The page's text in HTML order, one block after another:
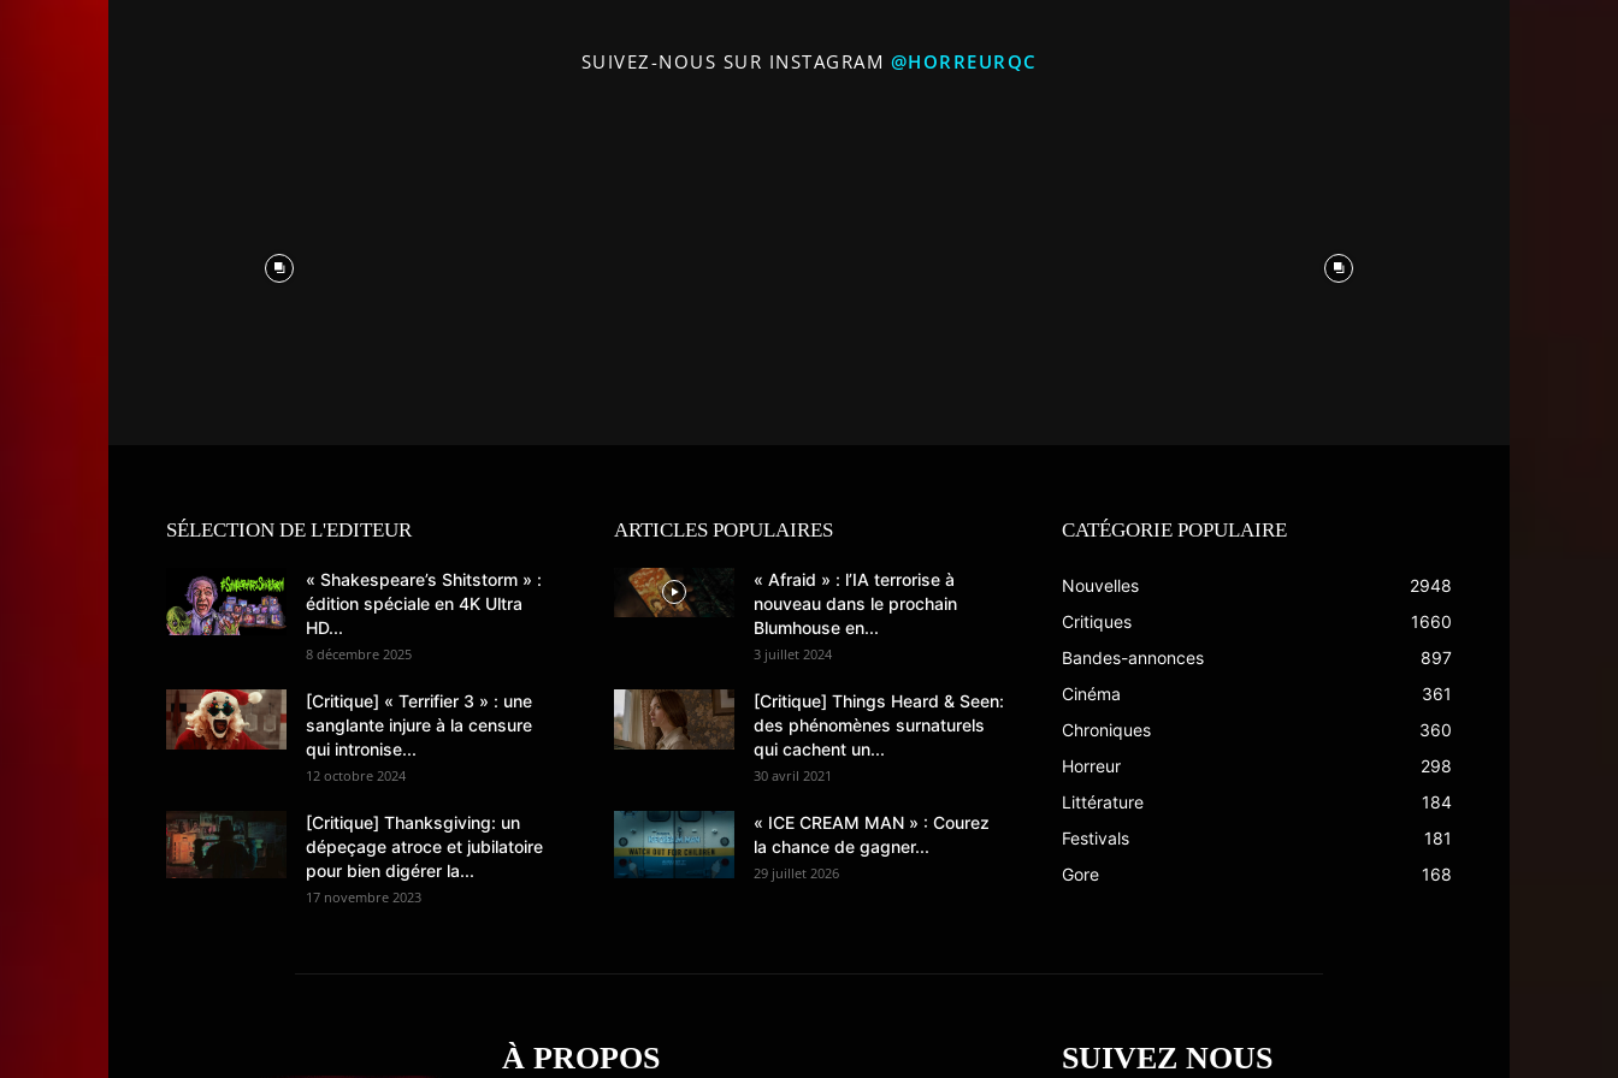
SUIVEZ-NOUS SUR INSTAGRAM @HORREURQC
SÉLECTION DE L'EDITEUR
« Shakespeare’s Shitstorm » :
édition spéciale en 4K Ultra
HD...
8 décembre 2025
[Critique] « Terrifier 3 » : une
sanglante injure à la censure
qui intronise...
12 octobre 2024
[Critique] Thanksgiving: un
dépeçage atroce et jubilatoire
pour bien digérer la...
17 novembre 2023
ARTICLES POPULAIRES
« Afraid » : l’IA terrorise à
nouveau dans le prochain
Blumhouse en...
3 juillet 2024
[Critique] Things Heard & Seen:
des phénomènes surnaturels
qui cachent un...
30 avril 2021
« ICE CREAM MAN » : Courez
la chance de gagner...
29 juillet 2026
CATÉGORIE POPULAIRE
Nouvelles
2948
Critiques
1660
Bandes-annonces
897
Cinéma
361
Chroniques
360
Horreur
298
Littérature
184
Festivals
181
Gore
168
À PROPOS SUIVEZ NOUS